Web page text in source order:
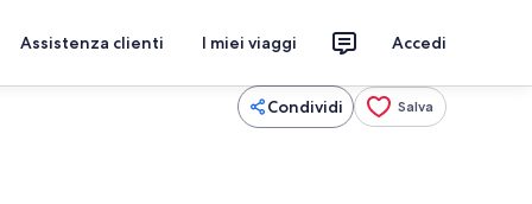
Assistenza clienti I miei viaggi Accedi
Condividi Salva